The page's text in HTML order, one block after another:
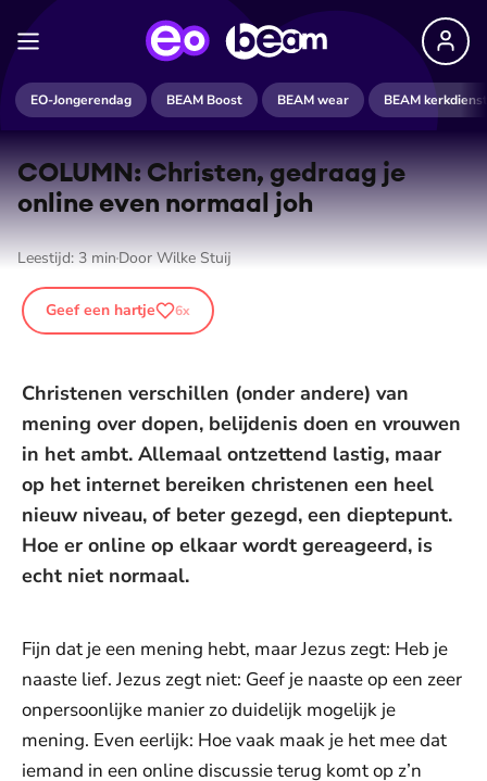
EO-Jongerendag BEAM Boost BEAM wear BEAM kerkdienst
COLUMN: Christen, gedraag je
online even normaal joh
Leestijd:3minDoorWilke Stuij
Geef een hartje 6x
Christenen verschillen (onder andere) van
mening over dopen, belijdenis doen en vrouwen
in het ambt. Allemaal ontzettend lastig, maar
op het internet bereiken christenen een heel
nieuw niveau, of beter gezegd, een dieptepunt.
Hoe er online op elkaar wordt gereageerd, is
echt niet normaal.
Fijn dat je een mening hebt, maar Jezus zegt: Heb je
naaste lief. Jezus zegt niet: Geef je naaste op een zeer
onpersoonlijke manier zo duidelijk mogelijk je
mening. Even eerlijk: Hoe vaak maak je het mee dat
iemand in een online discussie terug komt op z’n